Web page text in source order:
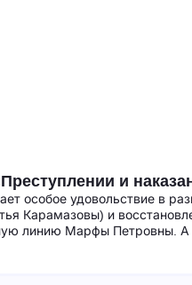
и
особое удовольствие в
Карамазовы) и
линию Марфы Петровны. А